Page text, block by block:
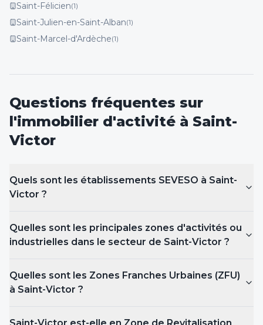
Saint-Félicien(1)
Saint-Julien-en-Saint-Alban(1)
Saint-Marcel-d'Ardèche(1)
Questions fréquentes sur
l'immobilier d'activité à Saint-
Victor
Quels sont les établissements SEVESO à Saint-
Victor ?
Quelles sont les principales zones d'activités ou
industrielles dans le secteur de Saint-Victor ?
Quelles sont les Zones Franches Urbaines (ZFU)
à Saint-Victor ?